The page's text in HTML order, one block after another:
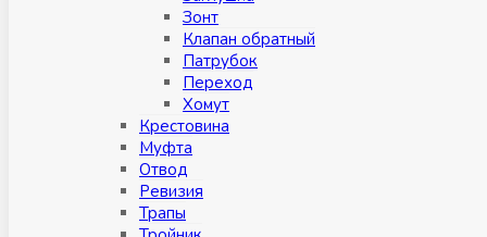
Зонт
Клапан обратный
Патрубок
Переход
Хомут
Крестовина
Муфтa
Отвод
Ревизия
Трапы